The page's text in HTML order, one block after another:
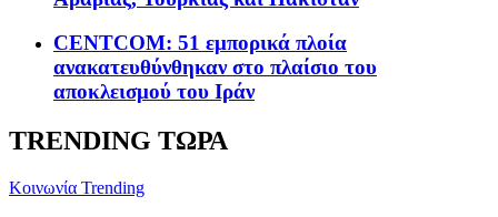
CENTCOM: 51 εμπορικά πλοία
ανακατευθύνθηκαν στο πλαίσιο του
αποκλεισμού του Ιράν
TRENDING ΤΩΡΑ
Κοινωνία Trending